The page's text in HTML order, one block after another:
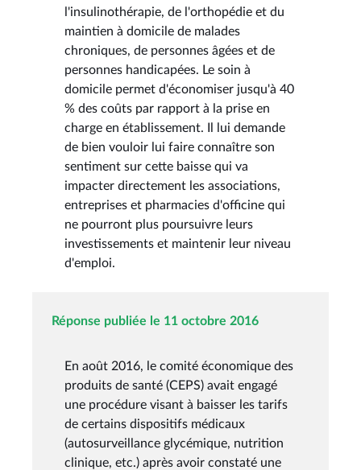
l'insulinothérapie, de l'orthopédie et du
maintien à domicile de malades
chroniques, de personnes âgées et de
personnes handicapées. Le soin à
domicile permet d'économiser jusqu'à 40
% des coûts par rapport à la prise en
charge en établissement. Il lui demande
de bien vouloir lui faire connaître son
sentiment sur cette baisse qui va
impacter directement les associations,
entreprises et pharmacies d'officine qui
ne pourront plus poursuivre leurs
investissements et maintenir leur niveau
d'emploi.
Réponse publiée le 11 octobre 2016
En août 2016, le comité économique des
produits de santé (CEPS) avait engagé
une procédure visant à baisser les tarifs
de certains dispositifs médicaux
(autosurveillance glycémique, nutrition
clinique, etc.) après avoir constaté une